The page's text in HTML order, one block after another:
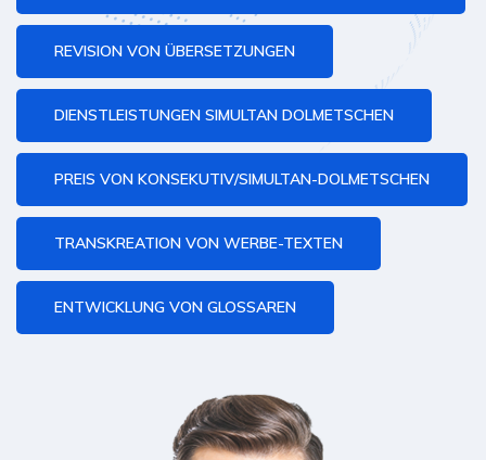
REVISION VON ÜBERSETZUNGEN
DIENSTLEISTUNGEN SIMULTAN DOLMETSCHEN
PREIS VON KONSEKUTIV/SIMULTAN-DOLMETSCHEN
TRANSKREATION VON WERBE-TEXTEN
ENTWICKLUNG VON GLOSSAREN